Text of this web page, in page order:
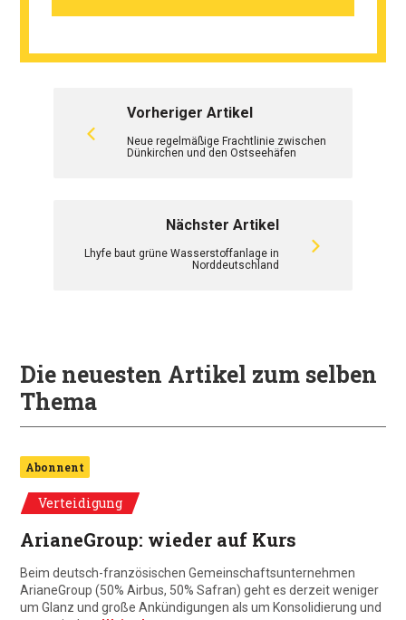
Vorheriger Artikel
Neue regelmäßige Frachtlinie zwischen
Dünkirchen und den Ostseehäfen
Nächster Artikel
Lhyfe baut grüne Wasserstoffanlage in
Norddeutschland
Die neuesten Artikel zum selben
Thema
Abonnent
Verteidigung
ArianeGroup: wieder auf Kurs
Beim deutsch-französischen Gemeinschaftsunternehmen
ArianeGroup (50% Airbus, 50% Safran) geht es derzeit weniger
um Glanz und große Ankündigungen als um Konsolidierung und